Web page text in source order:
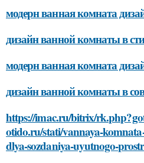
модерн ванная комната
дизайн ванной комнаты в
модерн ванная комната
дизайн ванной комнаты в
https://imac.ru/bitrix/
otido.ru/stati/vannaya-
dlya-sozdaniya-uyutnogo-